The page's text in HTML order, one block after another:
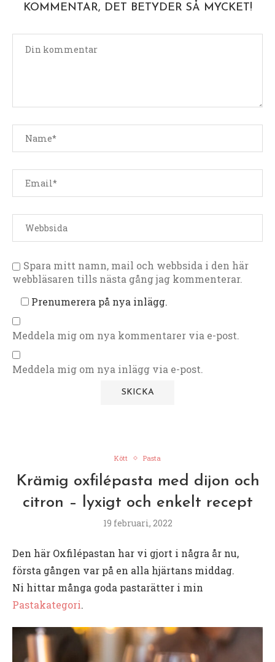
KOMMENTAR, DET BETYDER SÅ MYCKET!
Spara mitt namn, mail och webbsida i den här
webbläsaren tills nästa gång jag kommenterar.
Prenumerera på nya inlägg.
Meddela mig om nya kommentarer via e-post.
Meddela mig om nya inlägg via e-post.
Kött Pasta
Krämig oxfilépasta med dijon och
citron – lyxigt och enkelt recept
19 februari, 2022
Den här Oxfilépastan har vi gjort i några år nu,
första gången var på en alla hjärtans middag.
Ni hittar många goda pastarätter i min
Pastakategori.